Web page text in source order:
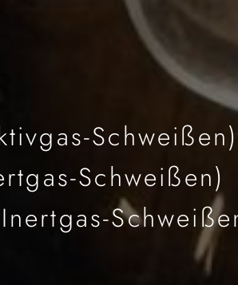
Schweißen)
Schweißen)